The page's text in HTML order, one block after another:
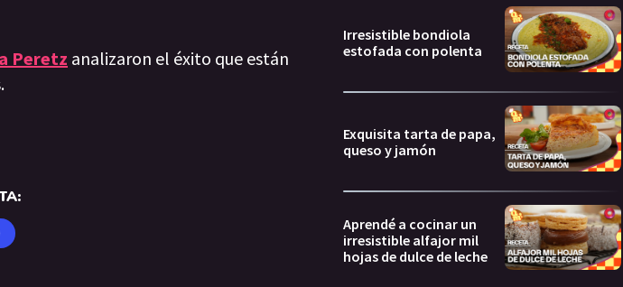
Peretz analizaron el éxito que están
Irresistible bondiola
estofada con polenta
Exquisita tarta de papa,
queso y jamón
Aprendé a cocinar un
irresistible alfajor mil
hojas de dulce de leche